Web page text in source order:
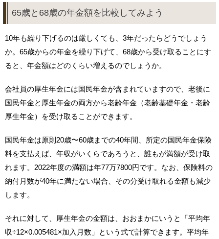
65歳と68歳の年金額を比較してみよう
10年も繰り下げるのは厳しくても、3年だったらどうでしょう
か。65歳からの年金を繰り下げて、68歳から受け取ることにす
ると、年金額はどのくらい増えるのでしょうか。
会社員の厚生年金には国民年金が含まれていますので、老後に
国民年金と厚生年金の両方から老齢年金（老齢基礎年金・老齢
厚生年金）を受け取ることができます。
国民年金は原則20歳〜60歳までの40年間、所定の国民年金保険
料を支払えば、年収がいくらであろうと、誰もが満額が受け取
れます。2022年度の満額は年77万7800円です。なお、保険料の
納付月数が40年に満たない場合、その分受け取れる金額も減少
します。
それに対して、厚生年金の金額は、おおまかにいうと「平均年
収÷12×0.005481×加入月数」という式で計算できます。平均年